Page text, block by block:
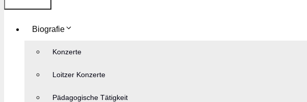
Biografie
Konzerte
Loitzer Konzerte
Pädagogische Tätigkeit